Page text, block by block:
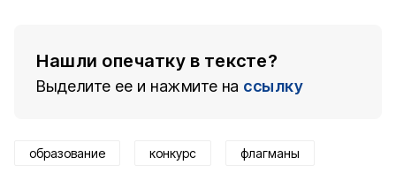
Нашли опечатку в тексте?
Выделите ее и нажмите на ссылку
образование конкурс флагманы